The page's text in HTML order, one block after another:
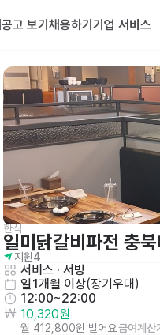
공고 보기 채용하기 기업 서비스
한식
일미닭갈비파전 충
지원4
서비스 · 서빙
일1개월 이상(장기우대 )
12:00~22:00
10,320원
월 412,800원 벌어요급여계산